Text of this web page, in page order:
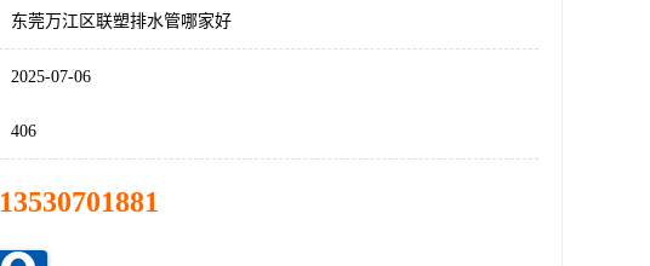
东莞万江区联塑排水管哪家好
2025-07-06
406
13530701881